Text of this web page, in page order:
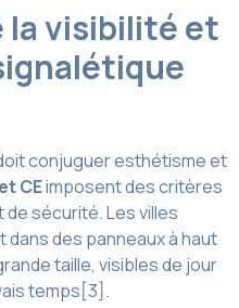
la visibilité et
conjuguer esthétisme et
CEimposent des critères
sécurité. Les villes
dans des panneaux à haut
taille, visibles de jour
temps[3].